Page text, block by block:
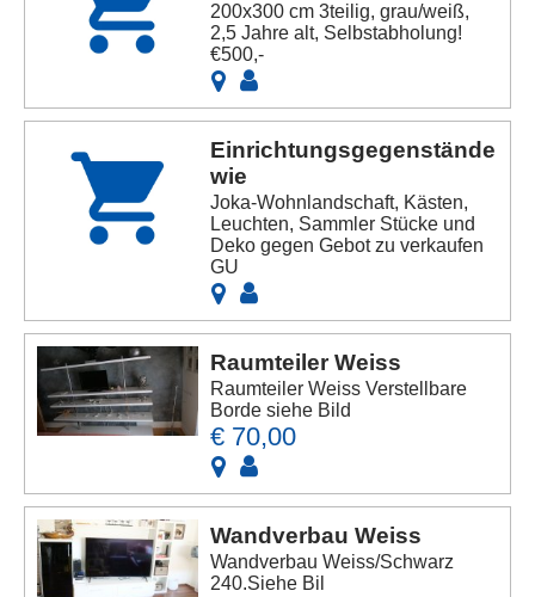
200x300 cm 3teilig, grau/weiß,
2,5 Jahre alt, Selbstabholung!
€500,-
Einrichtungsgegenstände
wie
Joka-Wohnlandschaft, Kästen,
Leuchten, Sammler Stücke und
Deko gegen Gebot zu verkaufen
GU
Raumteiler Weiss
Raumteiler Weiss Verstellbare
Borde siehe Bild
€ 70,00
Wandverbau Weiss
Wandverbau Weiss/Schwarz
240.Siehe Bil